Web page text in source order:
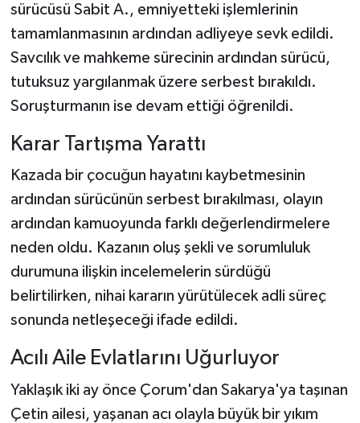
sürücüsü Sabit A., emniyetteki işlemlerinin
tamamlanmasının ardından adliyeye sevk edildi.
Savcılık ve mahkeme sürecinin ardından sürücü,
tutuksuz yargılanmak üzere serbest bırakıldı.
Soruşturmanın ise devam ettiği öğrenildi.
Karar Tartışma Yarattı
Kazada bir çocuğun hayatını kaybetmesinin
ardından sürücünün serbest bırakılması, olayın
ardından kamuoyunda farklı değerlendirmelere
neden oldu. Kazanın oluş şekli ve sorumluluk
durumuna ilişkin incelemelerin sürdüğü
belirtilirken, nihai kararın yürütülecek adli süreç
sonunda netleşeceği ifade edildi.
Acılı Aile Evlatlarını Uğurluyor
Yaklaşık iki ay önce Çorum'dan Sakarya'ya taşınan
Çetin ailesi, yaşanan acı olayla büyük bir yıkım